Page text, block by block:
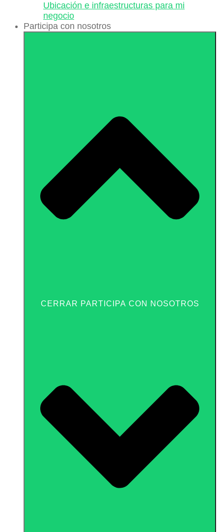
Ubicación e infraestructuras para mi
negocio
Participa con nosotros
CERRAR PARTICIPA CON NOSOTROS